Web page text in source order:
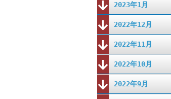
2023年1月
2022年12月
2022年11月
2022年10月
2022年9月